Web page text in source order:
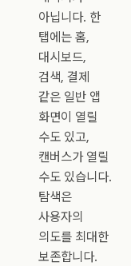
아닙니다. 한
탭에는 홈,
대시보드,
검색, 결제
같은 일반 앱
화면이 열릴
수도 있고,
캔버스가 열릴
수도 있습니다.
탐색은
사용자의
의도를 최대한
보존합니다.